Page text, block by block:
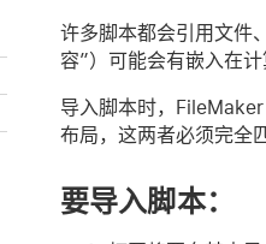
许多脚本都会引用文件
容”）可能会有嵌入在
导入脚本时，
布局，这两者必须完全
要导入脚本：